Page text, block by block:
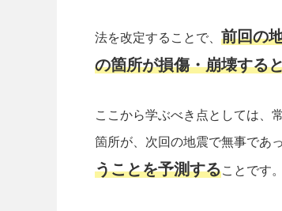
法を改定することで、 前回の
の箇所が損傷・崩壊する
ここから学ぶべき点としては、
箇所が、次回の地震で無事であ
うことを予測することです。